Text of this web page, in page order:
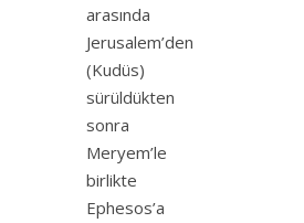
arasında
Jerusalem’den
(Kudüs)
sürüldükten
sonra
Meryem’le
birlikte
Ephesos’a